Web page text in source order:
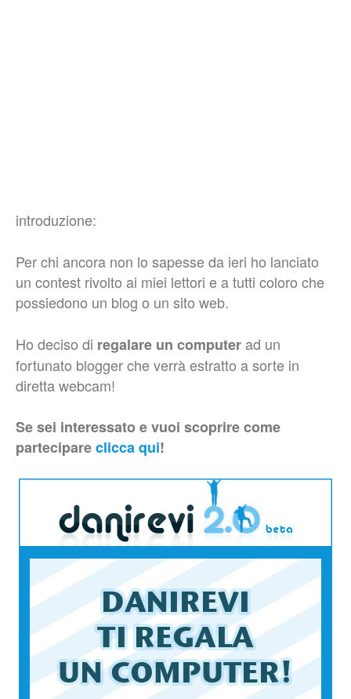
introduzione:
Per chi ancora non lo sapesse da ieri ho lanciato
un contest rivolto ai miei lettori e a tutti coloro che
possiedono un blog o un sito web.
Ho deciso di regalare un computerad un
fortunato blogger che verrà estratto a sorte in
diretta webcam!
Se sei interessato e vuoi scoprire come
partecipareclicca qui!